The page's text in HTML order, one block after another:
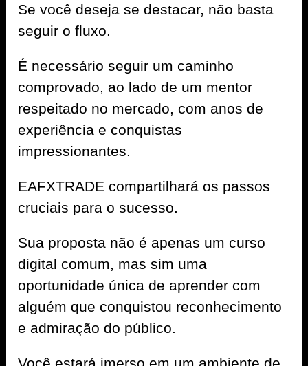
Se você deseja se destacar, não basta
seguir o fluxo.
É necessário seguir um caminho
comprovado, ao lado de um mentor
respeitado no mercado, com anos de
experiência e conquistas
impressionantes.
EAFXTRADE compartilhará os passos
cruciais para o sucesso.
Sua proposta não é apenas um curso
digital comum, mas sim uma
oportunidade única de aprender com
alguém que conquistou reconhecimento
e admiração do público.
Você estará imerso em um ambiente de